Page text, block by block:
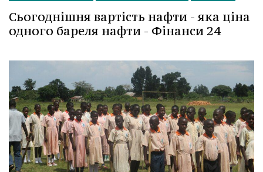
Сьогоднішня вартість нафти - яка ціна
одного бареля нафти - Фінанси 24